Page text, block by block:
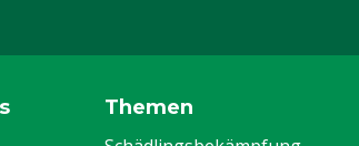
Themen